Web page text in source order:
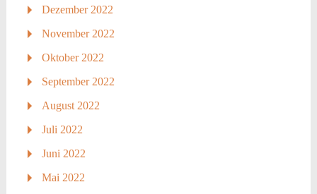
Dezember 2022
November 2022
Oktober 2022
September 2022
August 2022
Juli 2022
Juni 2022
Mai 2022